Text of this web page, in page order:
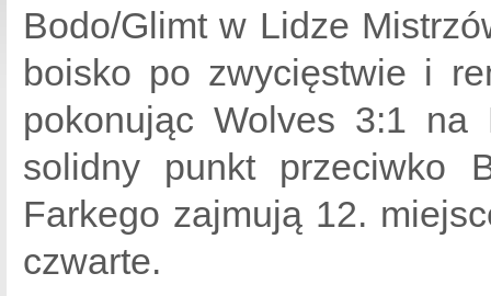
Bodo/Glimt w Lidze
boisko po zwycięstwie i
pokonując Wolves 3:1 na
solidny punkt przeciwko
Farkego zajmują 12.
czwarte.